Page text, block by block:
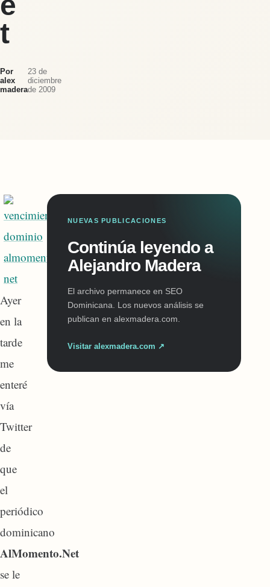
t
Por
alex
madera
23 de
diciembre
de 2009
Ayer
en la
tarde
me
enteré
vía
Twitter
de
que
el
periódico
dominicano
AlMomento.Net
se le
NUEVAS PUBLICACIONES
Continúa leyendo a
Alejandro Madera
El archivo permanece en SEO
Dominicana. Los nuevos análisis se
publican en alexmadera.com.
Visitar alexmadera.com ↗